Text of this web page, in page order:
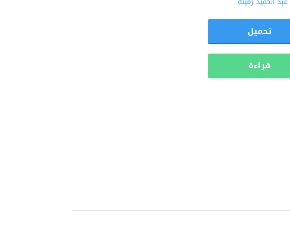
تحميل
قراءة